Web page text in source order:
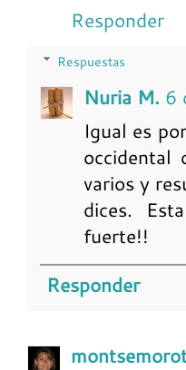
Responder
Respuestas
Nuria M. 6
Igual es
occidental
varios y
dices.
fuerte!!
Responder